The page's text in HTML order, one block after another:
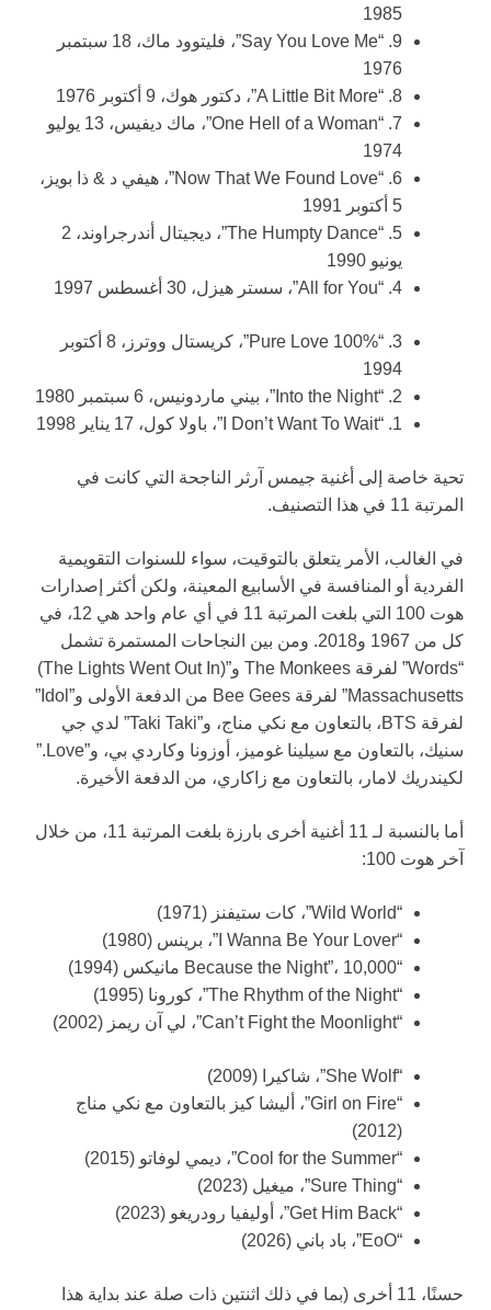
1985
9. “Say You Love Me”، فليتوود ماك، 18 سبتمبر
1976
8. “A Little Bit More”، دكتور هوك، 9 أكتوبر 1976
7. “One Hell of a Woman”، ماك ديفيس، 13 يوليو
1974
6. “Now That We Found Love”، هيفي د & ذا بويز،
5 أكتوبر 1991
5. “The Humpty Dance”، ديجيتال أندرجراوند، 2
يونيو 1990
4. “All for You”، سستر هيزل، 30 أغسطس 1997
3. “100% Pure Love”، كريستال ووترز، 8 أكتوبر
1994
2. “Into the Night”، بيني ماردونيس، 6 سبتمبر 1980
1. “I Don’t Want To Wait”، باولا كول، 17 يناير 1998
تحية خاصة إلى أغنية جيمس آرثر الناجحة التي كانت في
المرتبة 11 في هذا التصنيف.
في الغالب، الأمر يتعلق بالتوقيت، سواء للسنوات التقويمية
الفردية أو المنافسة في الأسابيع المعينة، ولكن أكثر إصدارات
هوت 100 التي بلغت المرتبة 11 في أي عام واحد هي 12، في
كل من 1967 و2018. ومن بين النجاحات المستمرة تشمل
“Words” لفرقة The Monkees و”(The Lights Went Out In)
Massachusetts” لفرقة Bee Gees من الدفعة الأولى و”Idol”
لفرقة BTS، بالتعاون مع نكي مناج، و”Taki Taki” لدي جي
سنيك، بالتعاون مع سيلينا غوميز، أوزونا وكاردي بي، و”Love.”
لكيندريك لامار، بالتعاون مع زاكاري، من الدفعة الأخيرة.
أما بالنسبة لـ 11 أغنية أخرى بارزة بلغت المرتبة 11، من خلال
آخر هوت 100:
“Wild World”، كات ستيفنز (1971)
“I Wanna Be Your Lover”، برينس (1980)
“Because the Night”، 10,000 مانيكس (1994)
“The Rhythm of the Night”، كورونا (1995)
“Can’t Fight the Moonlight”، لي آن ريمز (2002)
“She Wolf”، شاكيرا (2009)
“Girl on Fire”، أليشا كيز بالتعاون مع نكي مناج
(2012)
“Cool for the Summer”، ديمي لوفاتو (2015)
“Sure Thing”، ميغيل (2023)
“Get Him Back”، أوليفيا رودريغو (2023)
“EoO”، باد باني (2026)
حسنًا، 11 أخرى (بما في ذلك اثنتين ذات صلة عند بداية هذا